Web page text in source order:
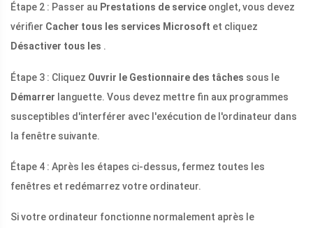
Étape 2 : Passer au Prestations de service onglet, vous devez
vérifier Cacher tous les services Microsoft et cliquez
Désactiver tous les .
Étape 3 : Cliquez Ouvrir le Gestionnaire des tâches sous le
Démarrer languette. Vous devez mettre fin aux programmes
susceptibles d'interférer avec l'exécution de l'ordinateur dans
la fenêtre suivante.
Étape 4 : Après les étapes ci-dessus, fermez toutes les
fenêtres et redémarrez votre ordinateur.
Si votre ordinateur fonctionne normalement après le